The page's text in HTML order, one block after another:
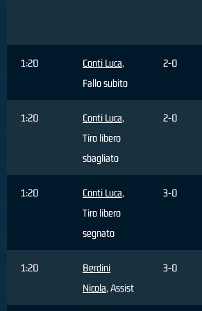
1:20 Conti Luca,
Fallo subito
2-0
1:20 Conti Luca,
Tiro libero
sbagliato
2-0
1:20 Conti Luca,
Tiro libero
segnato
3-0
1:20
Berdini
Nicola, Assist
3-0